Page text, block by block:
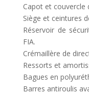
Capot et couvercle
Siège et ceintures
Réservoir de
FIA.
Crémaillère de
Ressorts et
Bagues en
Barres antiroulis